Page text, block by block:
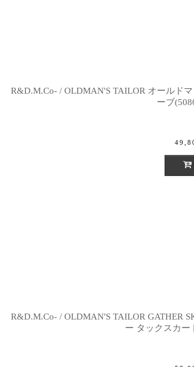
R&D.M.Co- / OLDMAN'S TAILOR オールド
ーブ
R&D.M.Co- / OLDMAN'S TAILOR GATHER
ー タックスカー